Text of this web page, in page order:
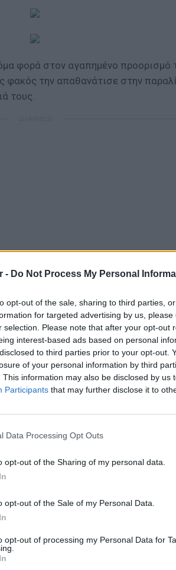
- Do Not Process My Personal
opt-out of the sale, sharing to third parties,
for targeted advertising by us,
selection. Please note that after your opt-out
interest-based ads based on personal
to third parties prior to your opt-out.
of your personal information by third
This information may also be disclosed by us
Participants that may further disclose it to
Data Processing Opt Outs
opt-out of the Sharing of my personal data.
opt-out of the Sale of my Personal Data.
opt-out of processing my Personal Data for
φορά στον αγαπημένο προορισμό
την απαθανάτισε στην
τους.
τον γιο της, Κάρολο Ηλία να κάνει
μαμάς του.
και τη γυμναστική της στη
την τριών ετών κόρη της Μπιάνκα.
η Βίκυ Καγιά επιστρέφει στο
πρόκειται να κάνει πρεμιέρα σε
κριτική επιτροπή.
ΔΙΑΦΗΜΙΣΗ